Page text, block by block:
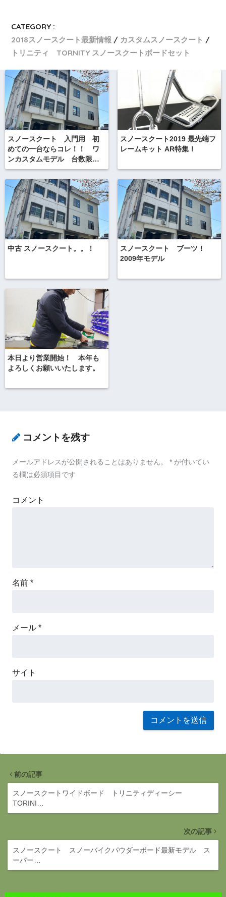
CATEGORY :
2018スノースクート最新情報
カスタムスノースクート
トリニティ TORNITY スノースクートボードセット
スノースクート 入門用 初
めての一台ならコレ！！ ワ
ンカスタムモデル 台数限定
64，800円なう
スノースクート2019 最先端フ
レームキット AR特集！
中古 スノースクート。。！
スノースクート ブーツ！
2009年モデル
本日より営業開始！ 本年も
よろしくお願いいたします。
コメントを残す
メールアドレスが公開されることはありません。 * が付いてい
る欄は必須項目です
コメント
名前 *
メール *
サイト
前の記事
スノースクートワイドボード トリニティディーシー
TORINI…
次の記事
スノースクート スノーバイクパウダーボード最新モデル ス
ーパー…